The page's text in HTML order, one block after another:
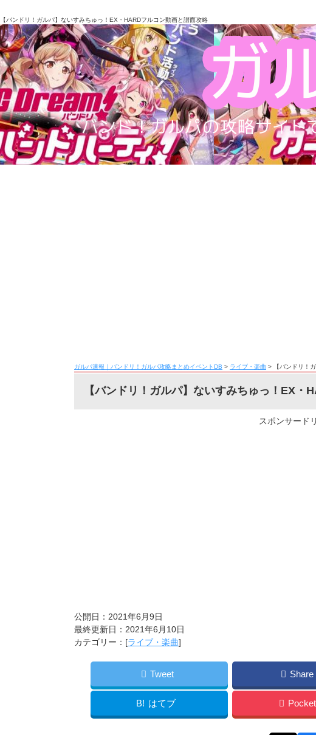
【バンドリ！ガルパ】ないすみちゅっ！EX・HARDフルコン動画と譜面攻略
ガルパ速報｜バンドリ！ガルパ攻略まとめイベントDB > ライブ・楽曲 > 【バンドリ！
【バンドリ！ガルパ】ないすみちゅっ！EX・
スポンサード
公開日：2021年6月9日
最終更新日：2021年6月10日
カテゴリー：[ライブ・楽曲]
Tweet Share
B! はてブ Pocket